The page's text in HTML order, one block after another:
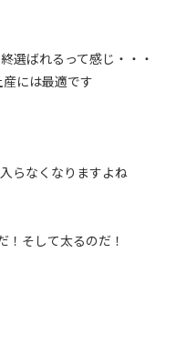
選ばれるって感じ・・・
には最適です
らなくなりますよね
そして太るのだ！